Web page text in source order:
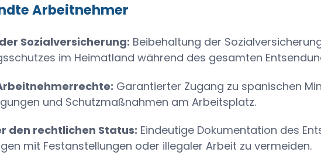
Arbeitnehmer
Sozialversicherung: Beibehaltung der
im Heimatland während des gesamten
Garantierter Zugang zu spanischen
und Schutzmaßnahmen am Arbeitsplatz.
den rechtlichen Status: Eindeutige Dokumentation des
mit Festanstellungen oder illegaler Arbeit zu vermeiden.